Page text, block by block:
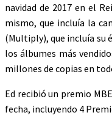
navidad de 2017 en el
mismo, que incluía la
(Multiply), que incluía su
los álbumes más
millones de copias en
Ed recibió un premio
fecha, incluyendo 4